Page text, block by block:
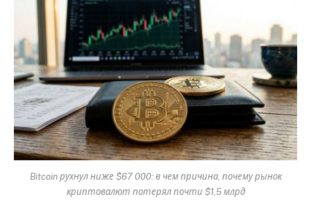
Bitcoin рухнул ниже $67 000: в чем причина, почему рынок
криптовалют потерял почти $1,5 млрд